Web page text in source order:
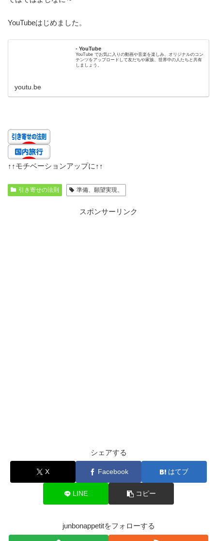
YouTubeはじめました。
- YouTube
YouTube でお気に入りの動画や音楽を楽しみ、オリジナルのコン
テンツをアップロードして友だちや家族、世界中の人たちと共有
しましょう。
youtu.be
↑↑モチベーションアップに ↑↑
引き寄せの法則 準備、願望実現、
スポンサーリンク
シェアする
X Facebook はてブ
LINE コピー
junbonappetitをフォローする